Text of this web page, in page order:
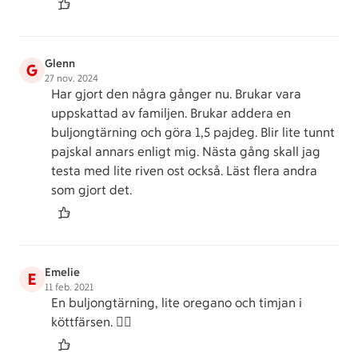
G Glenn
27 nov. 2024
Har gjort den några gånger nu. Brukar vara
uppskattad av familjen. Brukar addera en
buljongtärning och göra 1,5 pajdeg. Blir lite tunnt
pajskal annars enligt mig. Nästa gång skall jag
testa med lite riven ost också. Läst flera andra
som gjort det.
E Emelie
11 feb. 2021
En buljongtärning, lite oregano och timjan i
köttfärsen. 👌🏻